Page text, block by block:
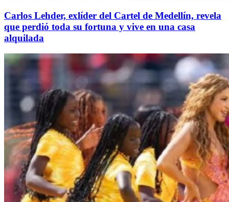
Carlos Lehder, exlíder del Cartel de Medellín, revela
que perdió toda su fortuna y vive en una casa
alquilada